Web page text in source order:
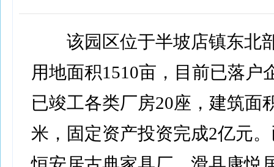
该园区位于半坡店镇东北
用地面积1510亩，目前已落户
已竣工各类厂房20座，建筑面
米，固定资产投资完成2亿元